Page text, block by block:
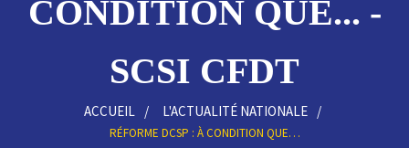
CONDITION QUE... -
SCSI CFDT
ACCUEIL L'ACTUALITÉ NATIONALE
RÉFORME DCSP : À CONDITION QUE…